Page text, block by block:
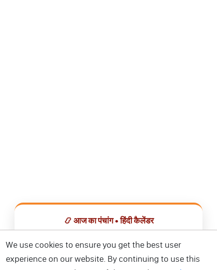
📿 आज का पंचांग • हिंदी कैलेंडर
📅 हिंदी कैलेंडर ऐप डाउनलोड करें
We use cookies to ensure you get the best user
experience on our website. By continuing to use this